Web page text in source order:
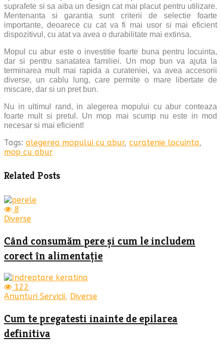
suprafete si sa aiba un design cat mai placut pentru utilizare.
Mentenanta si garantia sunt criterii de selectie foarte
importante, deoarece cu cat va fi mai usor si mai eficient
dispozitivul, cu atat va avea o durabilitate mai extinsa.
Mopul cu abur este o investitie foarte buna pentru locuinta,
dar si pentru sanatatea familiei. Un mop bun va ajuta la
terminarea mult mai rapida a curateniei, va avea accesorii
diverse, un cablu lung, care permite o mare libertate de
miscare, dar si un pret bun.
Nu in ultimul rand, in alegerea mopului cu abur conteaza
foarte mult si pretul. Un mop mai scump nu este in mod
necesar si mai eficient!
Tags: alegerea mopului cu abur, curatenie locuinta,
mop cu abur
Related Posts
8
Diverse
Când consumăm pere și cum le includem
corect în alimentație
122
Anunturi Servicii, Diverse
Cum te pregatesti inainte de epilarea
definitiva